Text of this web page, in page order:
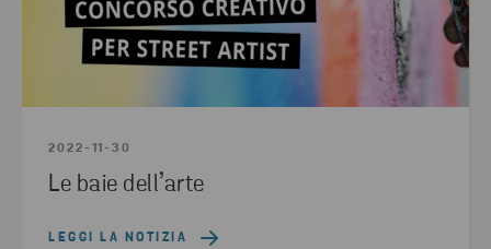
2022-11-30
Le baie dell’arte
LEGGI LA NOTIZIA